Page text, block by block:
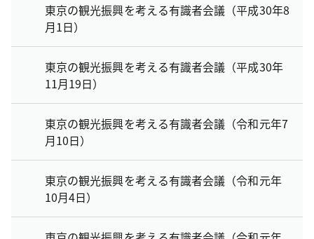
東京の観光振興を考える有識者会議（平成30年8
月1日）
東京の観光振興を考える有識者会議（平成30年
11月19日）
東京の観光振興を考える有識者会議（令和元年7
月10日）
東京の観光振興を考える有識者会議（令和元年
10月4日）